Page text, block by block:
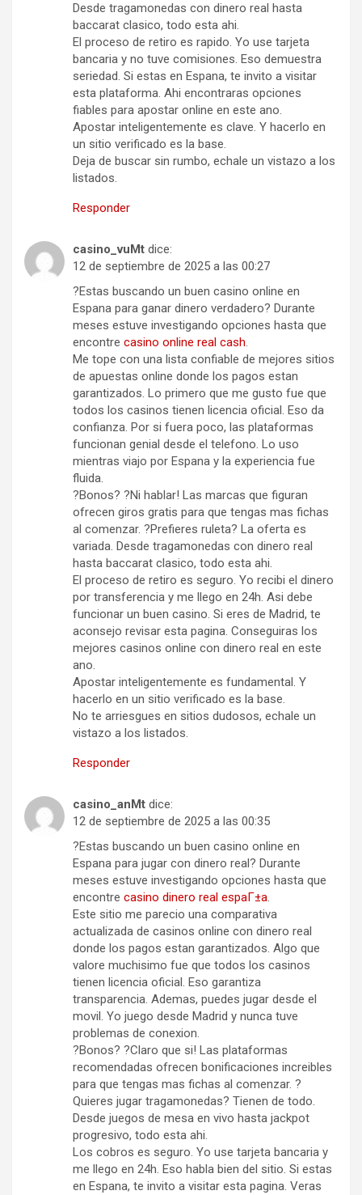
Desde tragamonedas con dinero real hasta
baccarat clasico, todo esta ahi.
El proceso de retiro es rapido. Yo use tarjeta
bancaria y no tuve comisiones. Eso demuestra
seriedad. Si estas en Espana, te invito a visitar
esta plataforma. Ahi encontraras opciones
fiables para apostar online en este ano.
Apostar inteligentemente es clave. Y hacerlo en
un sitio verificado es la base.
Deja de buscar sin rumbo, echale un vistazo a los
listados.
Responder
casino_vuMt dice:
12 de septiembre de 2025 a las 00:27
?Estas buscando un buen casino online en
Espana para ganar dinero verdadero? Durante
meses estuve investigando opciones hasta que
encontre casino online real cash.
Me tope con una lista confiable de mejores sitios
de apuestas online donde los pagos estan
garantizados. Lo primero que me gusto fue que
todos los casinos tienen licencia oficial. Eso da
confianza. Por si fuera poco, las plataformas
funcionan genial desde el telefono. Lo uso
mientras viajo por Espana y la experiencia fue
fluida.
?Bonos? ?Ni hablar! Las marcas que figuran
ofrecen giros gratis para que tengas mas fichas
al comenzar. ?Prefieres ruleta? La oferta es
variada. Desde tragamonedas con dinero real
hasta baccarat clasico, todo esta ahi.
El proceso de retiro es seguro. Yo recibi el dinero
por transferencia y me llego en 24h. Asi debe
funcionar un buen casino. Si eres de Madrid, te
aconsejo revisar esta pagina. Conseguiras los
mejores casinos online con dinero real en este
ano.
Apostar inteligentemente es fundamental. Y
hacerlo en un sitio verificado es la base.
No te arriesgues en sitios dudosos, echale un
vistazo a los listados.
Responder
casino_anMt dice:
12 de septiembre de 2025 a las 00:35
?Estas buscando un buen casino online en
Espana para jugar con dinero real? Durante
meses estuve investigando opciones hasta que
encontre casino dinero real espaГ±a.
Este sitio me parecio una comparativa
actualizada de casinos online con dinero real
donde los pagos estan garantizados. Algo que
valore muchisimo fue que todos los casinos
tienen licencia oficial. Eso garantiza
transparencia. Ademas, puedes jugar desde el
movil. Yo juego desde Madrid y nunca tuve
problemas de conexion.
?Bonos? ?Claro que si! Las plataformas
recomendadas ofrecen bonificaciones increibles
para que tengas mas fichas al comenzar. ?
Quieres jugar tragamonedas? Tienen de todo.
Desde juegos de mesa en vivo hasta jackpot
progresivo, todo esta ahi.
Los cobros es seguro. Yo use tarjeta bancaria y
me llego en 24h. Eso habla bien del sitio. Si estas
en Espana, te invito a visitar esta pagina. Veras